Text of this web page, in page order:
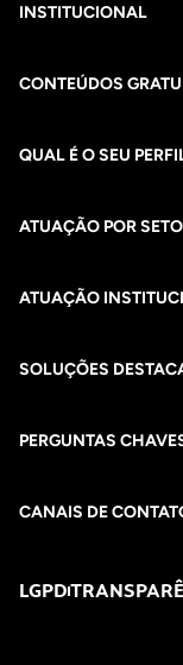
INSTITUCIONAL
CONTEÚDOS
QUAL É O SEU
ATUAÇÃO POR
ATUAÇÃO
SOLUÇÕES
PERGUNTAS
CANAIS DE
LGPD